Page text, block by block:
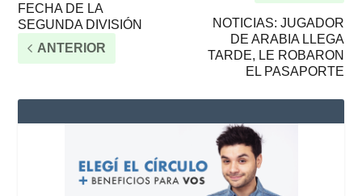
FECHA DE LA
SEGUNDA DIVISIÓN
ANTERIOR
NOTICIAS: JUGADOR
DE ARABIA LLEGA
TARDE, LE ROBARON
EL PASAPORTE